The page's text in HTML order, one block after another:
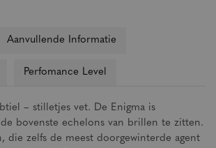
Aanvullende Informatie
Perfomance Level
– stilletjes vet. De Enigma is
bovenste echelons van brillen te zitten.
die zelfs de meest doorgewinterde agent